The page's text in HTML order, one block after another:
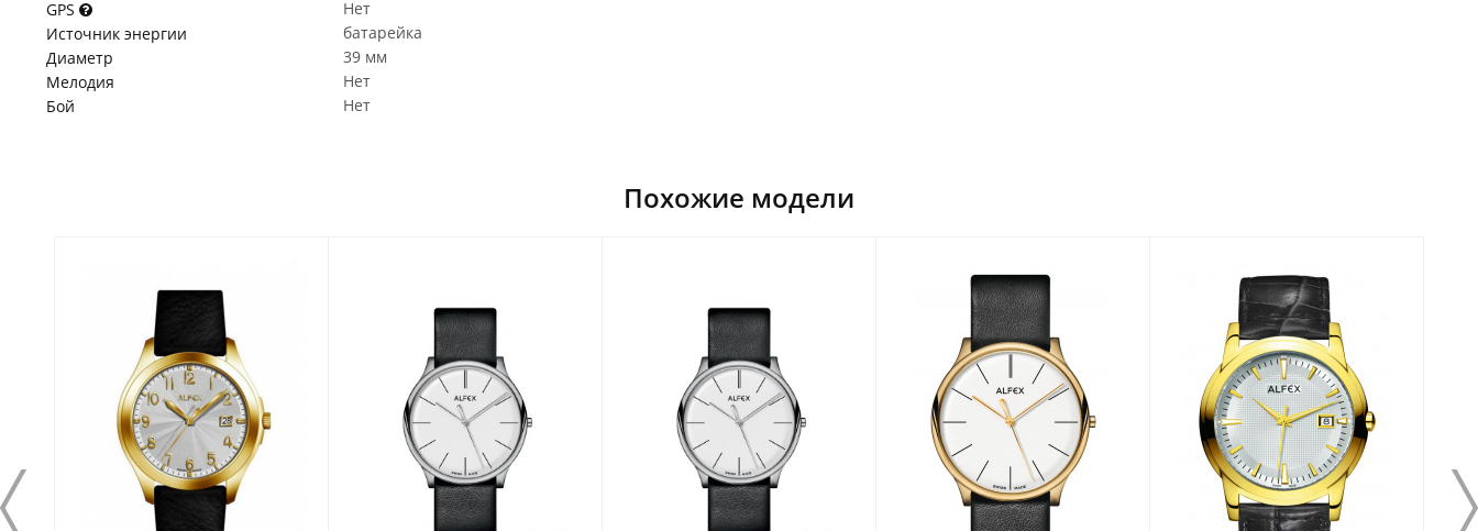
GPS
Нет
Источник энергии
батарейка
Диаметр
39 мм
Мелодия
Нет
Бой
Нет
Похожие модели